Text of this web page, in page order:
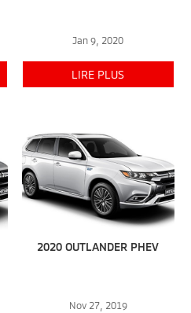
Jan 9, 2020
LIRE PLUS
2020 OUTLANDER PHEV
Nov 27, 2019